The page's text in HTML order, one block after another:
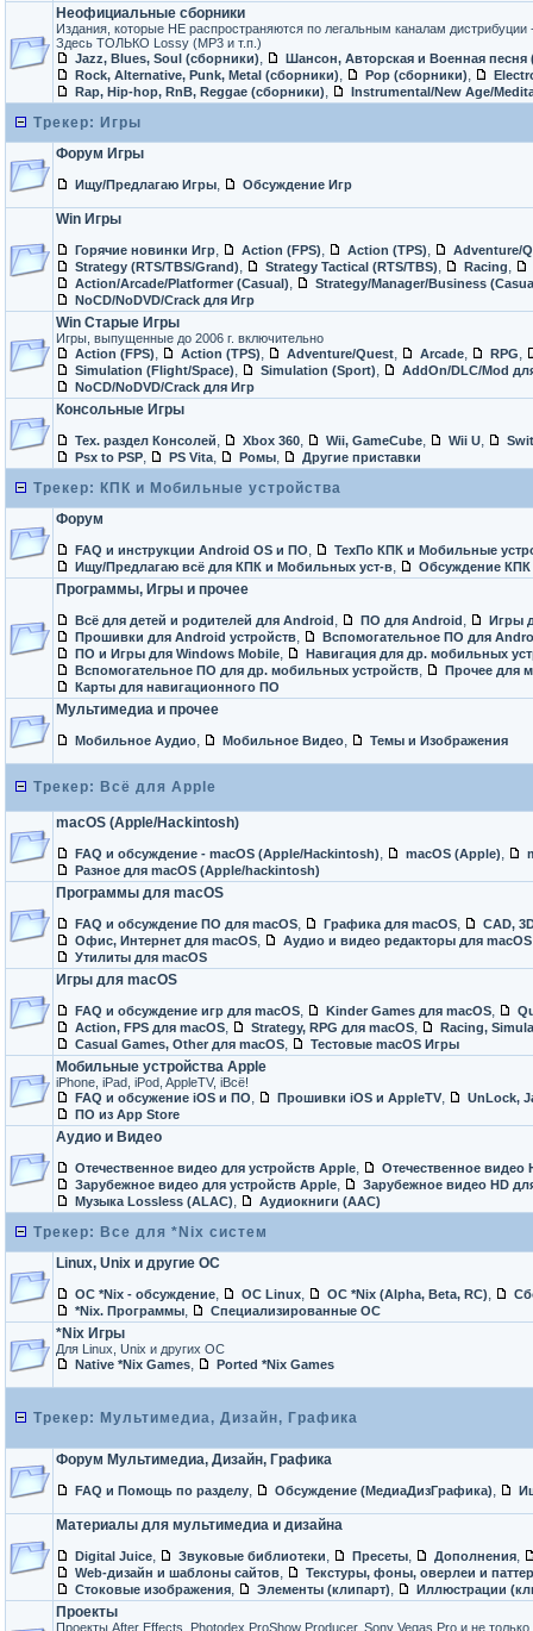
Неофициальные сборники
Издания, которые НЕ распространяются по легальным каналам дистрибуции
Здесь ТОЛЬКО Lossy (MP3 и т.п.)
Jazz, Blues, Soul (сборники),
Шансон, Авторская и Военная песня
Rock, Alternative, Punk, Metal (сборники), Pop (сборники),
Rap, Hip-hop, RnB, Reggae (сборники), Instrumental/New Age/
Трекер: Игры
Форум Игры
Ищу/Предлагаю Игры, Обсуждение Игр
Win Игры
Горячие новинки Игр, Action (FPS), Action (TPS),
Adventure/
Strategy (RTS/TBS/Grand), Strategy Tactical (RTS/TBS), Racing,
Action/Arcade/Platformer (Casual),
Strategy/Manager/Business
NoCD/NoDVD/Crack для Игр
Win Старые Игры
Игры, выпущенные до 2006 г. включительно
Action (FPS), Action (TPS), Adventure/Quest, Arcade, RPG,
Simulation (Flight/Space), Simulation (Sport),
AddOn/DLC/Mod
NoCD/NoDVD/Crack для Игр
Консольные Игры
Тех. раздел Консолей, Xbox 360, Wii, GameCube, Wii U,
Psx to PSP, PS Vita, Ромы, Другие приставки
Трекер: КПК и Мобильные устройства
Форум
FAQ и инструкции Android OS и ПО,
ТехПо КПК и Мобильные
Ищу/Предлагаю всё для КПК и Мобильных уст-в, Обсуждение КПК
Программы, Игры и прочее
Всё для детей и родителей для Android, ПО для Android,
Игры
Прошивки для Android устройств,
Вспомогательное ПО для
ПО и Игры для Windows Mobile,
Навигация для др. мобильных
Вспомогательное ПО для др. мобильных устройств,
Прочее для
Карты для навигационного ПО
Мультимедиа и прочее
Мобильное Аудио, Мобильное Видео, Темы и Изображения
Трекер: Всё для Apple
macOS (Apple/Hackintosh)
FAQ и обсуждение - macOS (Apple/Hackintosh), macOS (Apple),
Разное для macOS (Apple/hackintosh)
Программы для macOS
FAQ и обсуждение ПО для macOS, Графика для macOS,
CAD,
Офис, Интернет для macOS, Аудио и видео редакторы для macOS
Утилиты для macOS
Игры для macOS
FAQ и обсуждение игр для macOS, Kinder Games для macOS,
Action, FPS для macOS, Strategy, RPG для macOS,
Racing,
Casual Games, Other для macOS, Тестовые macOS Игры
Мобильные устройства Apple
iPhone, iPad, iPod, AppleTV, iВсё!
FAQ и обсужение iOS и ПО, Прошивки iOS и AppleTV,
UnLock,
ПО из App Store
Аудио и Видео
Отечественное видео для устройств Apple,
Отечественное видео
Зарубежное видео для устройств Apple,
Зарубежное видео HD
Музыка Lossless (ALAC), Аудиокниги (AAC)
Трекер: Все для *Nix систем
Linux, Unix и другие ОС
ОС *Nix - обсуждение, ОС Linux, ОС *Nix (Alpha, Beta, RC),
*Nix. Программы, Специализированные ОС
*Nix Игры
Для Linux, Unix и других ОС
Native *Nix Games, Ported *Nix Games
Трекер: Мультимедиа, Дизайн, Графика
Форум Мультимедиа, Дизайн, Графика
FAQ и Помощь по разделу, Обсуждение (МедиаДизГрафика),
Материалы для мультимедиа и дизайна
Digital Juice, Звуковые библиотеки, Пресеты, Дополнения,
Web-дизайн и шаблоны сайтов,
Текстуры, фоны, оверлеи и
Стоковые изображения, Элементы (клипарт), Иллюстрации
Проекты
Проекты After Effects, Photodex ProShow Producer, Sony Vegas Pro и не